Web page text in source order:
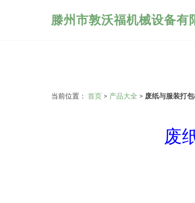
滕州市敦沃福机械设备有
当前位置： 首页 > 产品大全 > 废纸与服装打
废